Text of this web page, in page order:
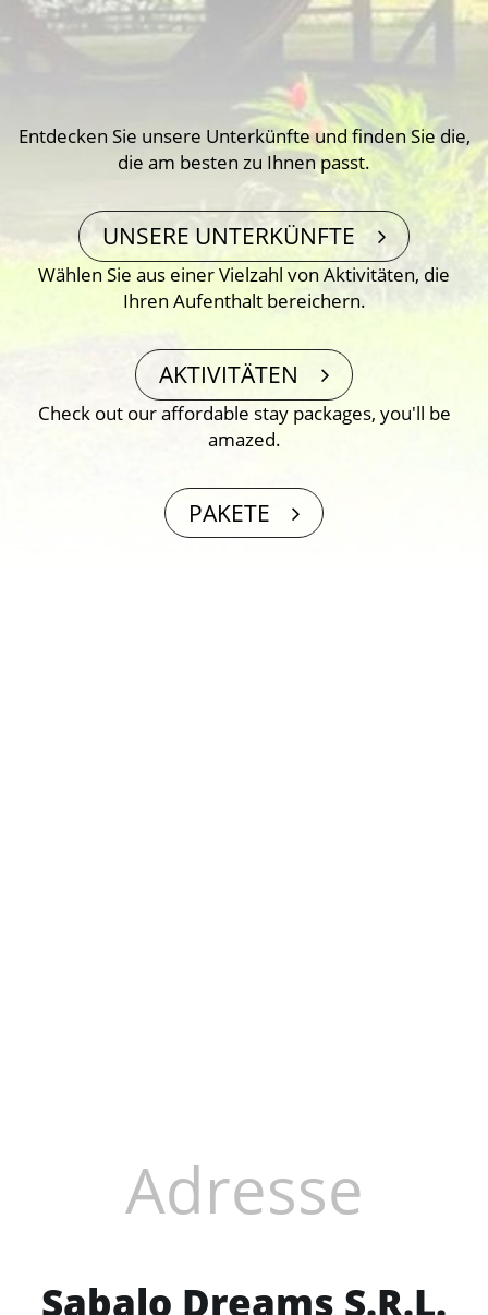
Entdecken Sie unsere Unterkünfte und finden Sie die,
die am besten zu Ihnen passt.
UNSERE UNTERKÜNFTE
Wählen Sie aus einer Vielzahl von Aktivitäten, die
Ihren Aufenthalt bereichern.
AKTIVITÄTEN
Check out our affordable stay packages, you′ll be
amazed.
PAKETE
Adresse
Sabalo Dreams S.R.L.